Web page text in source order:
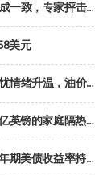
家抨击限价是无用功
美元
，油价跌创年内新低
隔热工程 减少能源消耗
低于联邦基金利率目标区间